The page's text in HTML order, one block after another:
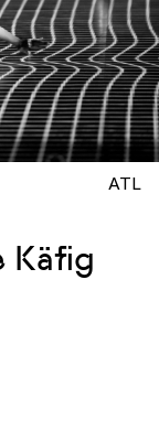
ATL
Käfig